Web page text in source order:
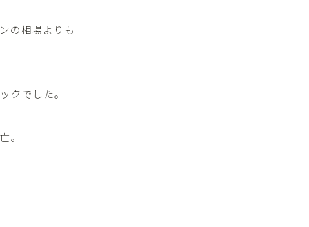
の相場よりも
クでした。
。